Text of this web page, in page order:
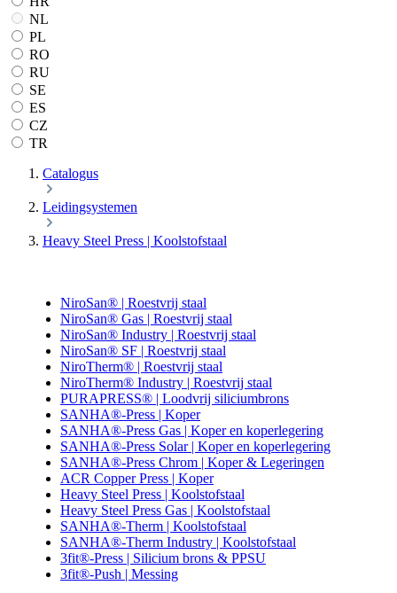
NL
PL
RO
RU
SE
ES
CZ
TR
Catalogus
Leidingsystemen
Heavy Steel Press | Koolstofstaal
NiroSan® | Roestvrij staal
NiroSan® Gas | Roestvrij staal
NiroSan® Industry | Roestvrij staal
NiroSan® SF | Roestvrij staal
NiroTherm® | Roestvrij staal
NiroTherm® Industry | Roestvrij staal
PURAPRESS® | Loodvrij siliciumbrons
SANHA®-Press | Koper
SANHA®-Press Gas | Koper en koperlegering
SANHA®-Press Solar | Koper en koperlegering
SANHA®-Press Chrom | Koper & Legeringen
ACR Copper Press | Koper
Heavy Steel Press | Koolstofstaal
Heavy Steel Press Gas | Koolstofstaal
SANHA®-Therm | Koolstofstaal
SANHA®-Therm Industry | Koolstofstaal
3fit®-Press | Silicium brons & PPSU
3fit®-Push | Messing